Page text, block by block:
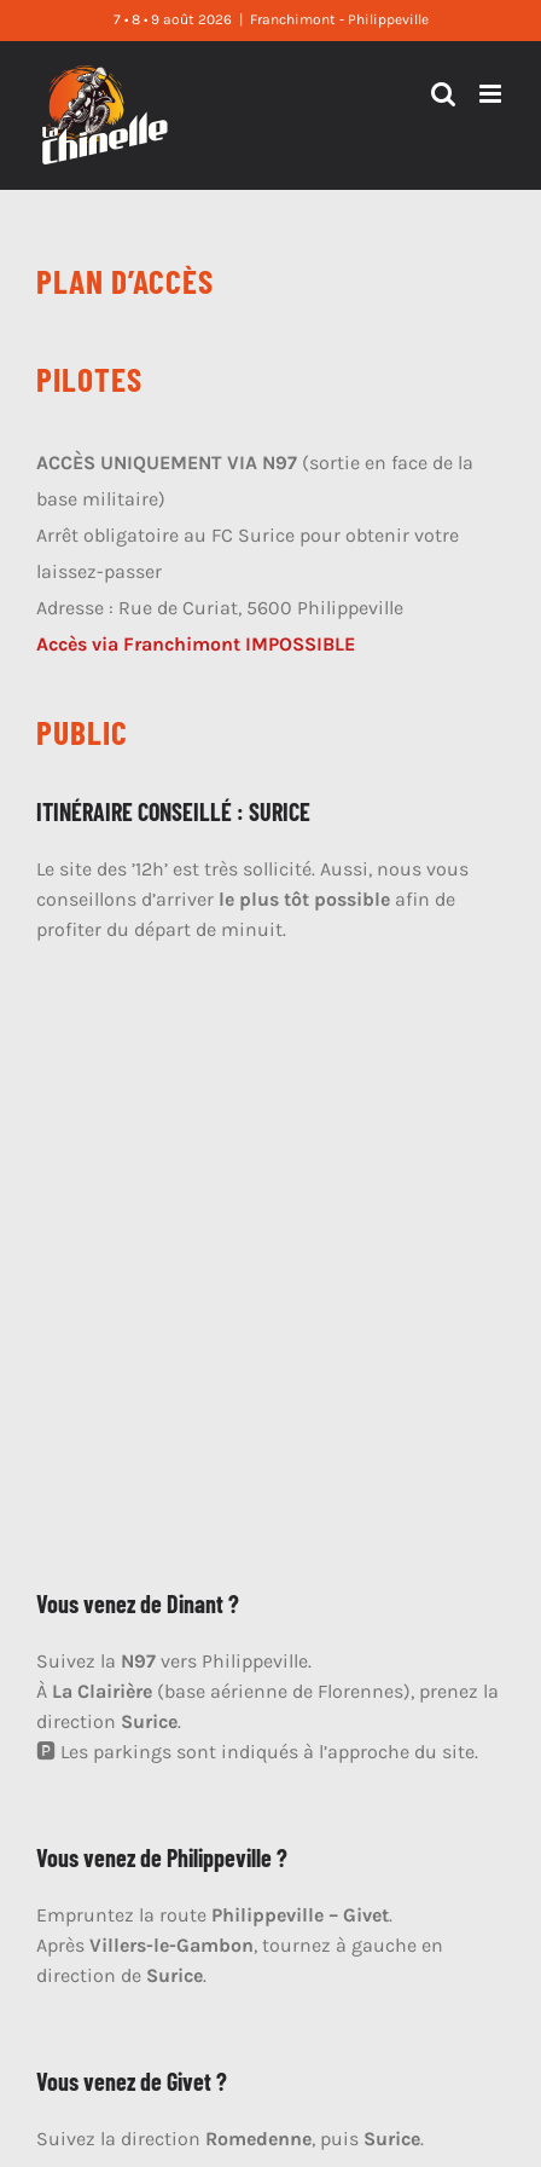
to
content
7 • 8 • 9 août 2026 Franchimont - Philippeville
PLAN D’ACCÈS
PILOTES
ACCÈS UNIQUEMENT VIA N97 (sortie en face de la
base militaire)
Arrêt obligatoire au FC Surice pour obtenir votre
laissez-passer
Adresse : Rue de Curiat, 5600 Philippeville
Accès via Franchimont IMPOSSIBLE
PUBLIC
ITINÉRAIRE CONSEILLÉ : SURICE
Le site des ’12h’ est très sollicité. Aussi, nous vous
conseillons d’arriver le plus tôt possibleafin de
profiter du départ de minuit.
Vous venez deDinant?
Suivez la N97vers Philippeville.
À La Clairière(base aérienne de Florennes), prenez la
direction Surice.
🅿️ Les parkings sont indiqués à l’approche du site.
Vous venez dePhilippeville?
Empruntez la route Philippeville – Givet.
Après Villers-le-Gambon, tournez à gauche en
direction de Surice.
Vous venez deGivet?
Suivez la direction Romedenne, puis Surice.